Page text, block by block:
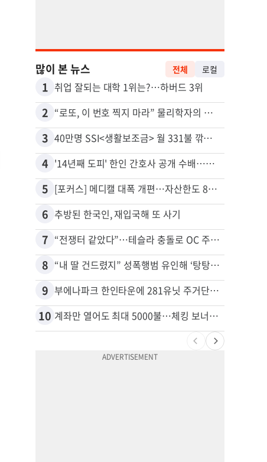
많이 본 뉴스 전체 로컬
1 취업 잘되는 대학 1위는?…하버드 3위
2 “로또, 이 번호 찍지 마라” 물리학자의 당첨금 높이는 비밀
3 40만명 SSI<생활보조금> 월 331불 깎이나
4 '14년째 도피' 한인 간호사 공개 수배…메디케어 사기 유죄
5 [포커스] 메디캘 대폭 개편…자산한도 84% 축소
6 추방된 한국인, 재입국해 또 사기
7 “전쟁터 같았다”…테슬라 충돌로 OC 주택 4채 파손
8 “내 딸 건드렸지” 성폭행범 유인해 ‘탕탕’…아빠의 복수 결말
9 부에나파크 한인타운에 281유닛 주거단지 들어선다
10 계좌만 열어도 최대 5000불…체킹 보너스 무한 경쟁